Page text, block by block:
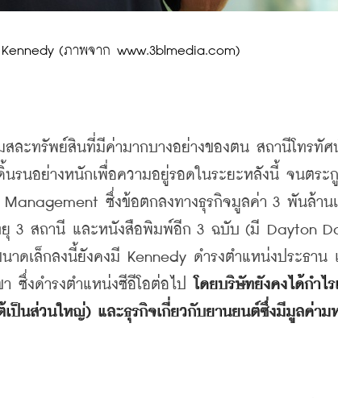
(ภาพจาก www.3blmedia.com)
สละทรัพย์สินที่มีค่ามากบางอย่างของตน สถานีโทรทั
นรนอย่างหนักเพื่อความอยู่รอดในระยะหลังนี้ จนตระ
Management ซึ่งข้อตกลงทางธุรกิจมูลค่า 3 พันล้าน
3 สถานี และหนังสือพิมพ์อีก 3 ฉบับ (มี Dayton
าดเล็กลงนี้ยังคงมี Kennedy ดำรงตำแหน่งประธาน
ซึ่งดำรงตำแหน่งซีอีโอต่อไป โดยบริษัทยังคงได้กำไ
เป็นส่วนใหญ่) และธุรกิจเกี่ยวกับยานยนต์ซึ่งมีมูลค่าม